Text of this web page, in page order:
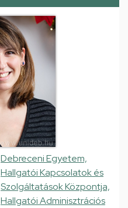
Debreceni Egyetem,
Hallgatói Kapcsolatok és
Szolgáltatások Központja,
Hallgatói Adminisztrációs